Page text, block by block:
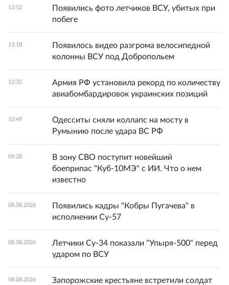
13:52
Появились фото летчиков ВСУ, убитых при
побеге
13:18
Появилось видео разгрома велосипедной
колонны ВСУ под Добропольем
12:32
Армия РФ установила рекорд по количеству
авиабомбардировок украинских позиций
10:49
Одесситы сняли коллапс на мосту в
Румынию после удара ВС РФ
09:28
В зону СВО поступит новейший
боеприпас "Куб-10МЭ" с ИИ. Что о нем
известно
08.08.2026
Появились кадры "Кобры Пугачева" в
исполнении Су-57
08.08.2026
Летчики Су-34 показали "Упыря-500" перед
ударом по ВСУ
08.08.2026
Запорожские крестьяне встретили солдат